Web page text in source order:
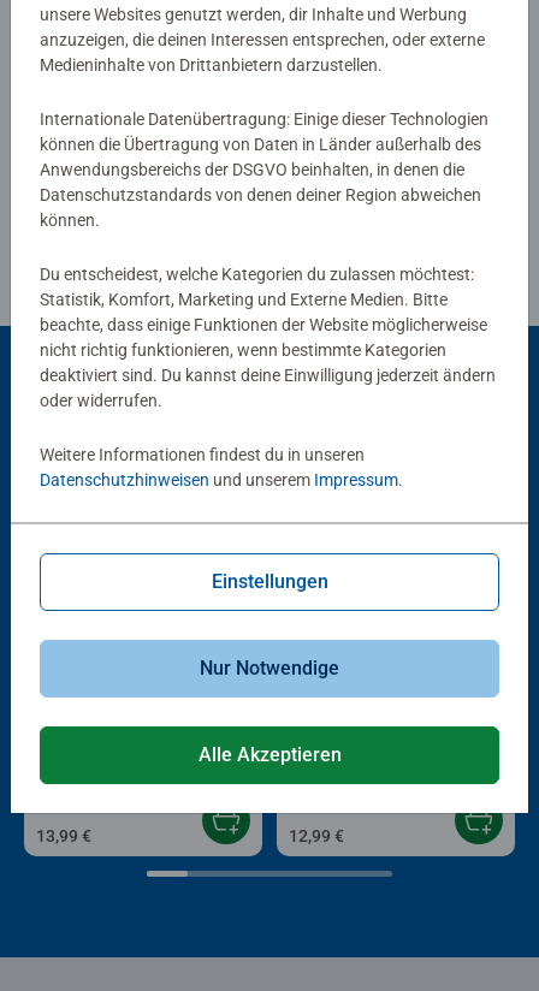
Motiven, von 2 Teilen bis 300 Teilen, ist garantiert für
jedes Kind das Richtige dabei. Die Auswahl der Motive
und die hohe Qualität unserer Kinderpuzzles liegen uns
Materialien von einem unabhängigen Institut bestätigt.
Seit mehr als 100 Jahren entwickeln wir Puzzles, wie
Kinder sie lieben: altersgerecht in Motiv, Teilezahl und -
größe.
Verfasse eine Bewertung
Richtlinien für Bewertungen
Andere Kunden mögen auch
Trubel in Chaoshausen
13,99 €
Süßigkeiten Küste
12,99 €
unsere Websites genutzt werden, dir Inhalte und Werbung
anzuzeigen, die deinen Interessen entsprechen, oder externe
Medieninhalte von Drittanbietern darzustellen.
Internationale Datenübertragung: Einige dieser Technologien
können die Übertragung von Daten in Länder außerhalb des
Anwendungsbereichs der DSGVO beinhalten, in denen die
Datenschutzstandards von denen deiner Region abweichen
können.
Du entscheidest, welche Kategorien du zulassen möchtest:
Statistik, Komfort, Marketing und Externe Medien. Bitte
beachte, dass einige Funktionen der Website möglicherweise
nicht richtig funktionieren, wenn bestimmte Kategorien
deaktiviert sind. Du kannst deine Einwilligung jederzeit ändern
oder widerrufen.
Weitere Informationen findest du in unseren
Datenschutzhinweisen und unserem Impressum.
Einstellungen
Nur Notwendige
Alle Akzeptieren